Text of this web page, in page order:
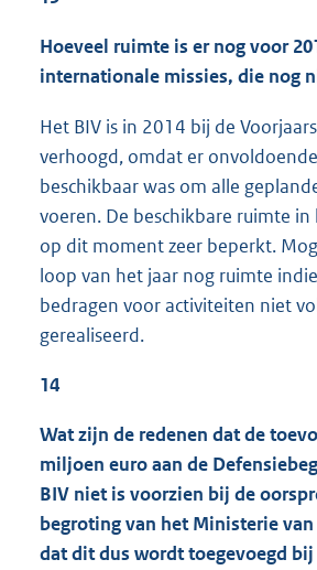
Hoeveel ruimte is er nog voor
internationale missies, die nog
Het BIV is in 2014 bij de
verhoogd, omdat er
beschikbaar was om alle
voeren. De beschikbare ruimte in
op dit moment zeer beperkt.
loop van het jaar nog ruimte
bedragen voor activiteiten niet
gerealiseerd.
14
Wat zijn de redenen dat de
miljoen euro aan de
BIV niet is voorzien bij de
begroting van het Ministerie van
dat dit dus wordt toegevoegd bij